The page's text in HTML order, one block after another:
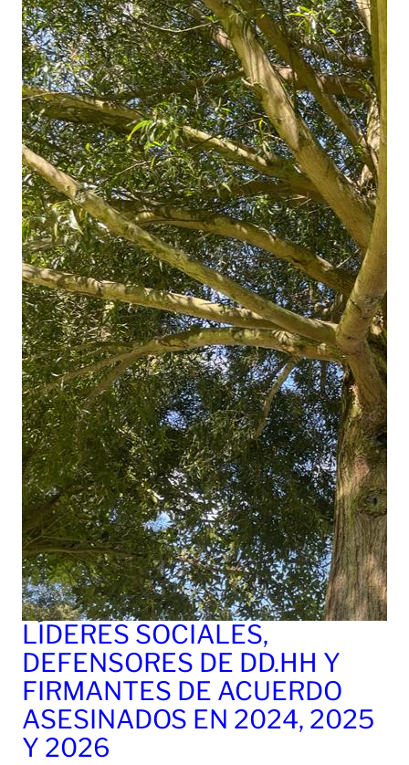
LÍDERES SOCIALES,
DEFENSORES DE DD.HH Y
FIRMANTES DE ACUERDO
ASESINADOS EN 2024, 2025
Y 2026